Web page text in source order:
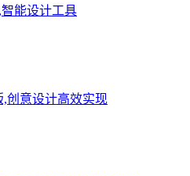
能设计工具
,创意设计高效实现